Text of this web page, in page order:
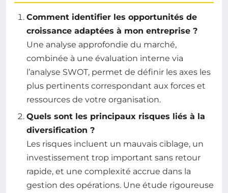
Comment identifier les opportunités de
croissance adaptées à mon entreprise ?
Une analyse approfondie du marché,
combinée à une évaluation interne via
l’analyse SWOT, permet de définir les axes les
plus pertinents correspondant aux forces et
ressources de votre organisation.
Quels sont les principaux risques liés à la
diversification ?
Les risques incluent un mauvais ciblage, un
investissement trop important sans retour
rapide, et une complexité accrue dans la
gestion des opérations. Une étude rigoureuse